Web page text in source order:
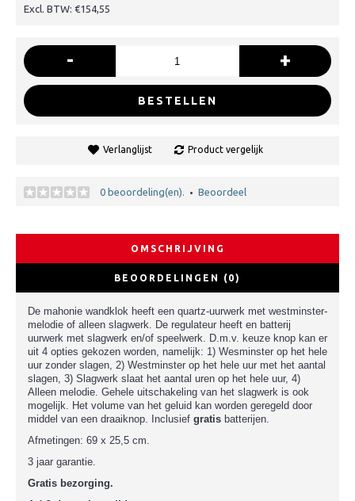
Excl. BTW: €154,55
- +
BESTELLEN
Verlanglijst Product vergelijk
0 beoordeling(en). • Beoordeel
OMSCHRIJVING
BEOORDELINGEN (0)
De mahonie wandklok heeft een quartz-uurwerk met westminster-
melodie of alleen slagwerk. De regulateur heeft en batterij
uurwerk met slagwerk en/of speelwerk. D.m.v. keuze knop kan er
uit 4 opties gekozen worden, namelijk: 1) Wesminster op het hele
uur zonder slagen, 2) Westminster op het hele uur met het aantal
slagen, 3) Slagwerk slaat het aantal uren op het hele uur, 4)
Alleen melodie. Gehele uitschakeling van het slagwerk is ook
mogelijk. Het volume van het geluid kan worden geregeld door
middel van een draaiknop.
Inclusief gratis batterijen.
Afmetingen: 69 x 25,5 cm.
3 jaar garantie.
Gratis bezorging.